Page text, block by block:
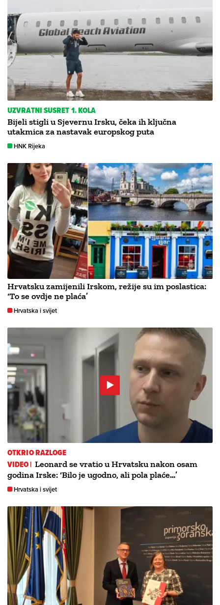
UZVRATNI SUSRET 1. KOLA
Bijeli stigli u Sjevernu Irsku, čeka ih ključna
utakmica za nastavak europskog puta
HNK Rijeka
Hrvatsku zamijenili Irskom, režije su im poslastica:
‘To se ovdje ne plaća’
Hrvatska i svijet
OTKRIO RAZLOGE
VIDEO | Leonard se vratio u Hrvatsku nakon osam
godina Irske: ‘Bilo je ugodno, ali pola plaće…’
Hrvatska i svijet